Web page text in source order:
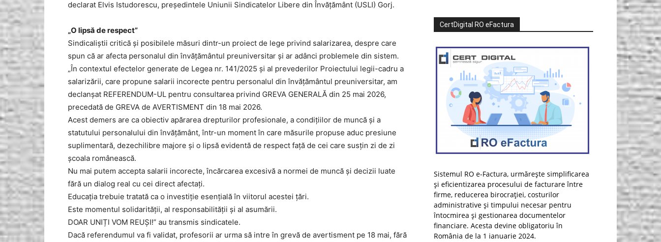
declarat Elvis Istudorescu, președintele Uniunii Sindicatelor Libere din Învățământ (USLI) Gorj.
„O lipsă de respect”
Sindicaliștii critică și posibilele măsuri dintr-un proiect de lege privind salarizarea, despre care
spun că ar afecta personalul din învățământul preuniversitar și ar adânci problemele din sistem.
„În contextul efectelor generate de Legea nr. 141/2025 și al prevederilor Proiectului legii-cadru a
salarizării, care propune salarii incorecte pentru personalul din învățământul preuniversitar, am
declanșat REFERENDUM-UL pentru consultarea privind GREVA GENERALĂ din 25 mai 2026,
precedată de GREVA de AVERTISMENT din 18 mai 2026.
Acest demers are ca obiectiv apărarea drepturilor profesionale, a condițiilor de muncă și a
statutului personalului din învățământ, într-un moment în care măsurile propuse aduc presiune
suplimentară, dezechilibre majore și o lipsă evidentă de respect față de cei care susțin zi de zi
școala românească.
Nu mai putem accepta salarii incorecte, încărcarea excesivă a normei de muncă și decizii luate
fără un dialog real cu cei direct afectați.
Educația trebuie tratată ca o investiție esențială în viitorul acestei țări.
Este momentul solidarității, al responsabilității și al asumării.
DOAR UNIȚI VOM REUȘI!” au transmis sindicatele.
Dacă referendumul va fi validat, profesorii ar urma să intre în grevă de avertisment pe 18 mai, fără
CertDigital RO eFactura
Sistemul RO e-Factura, urmărește simplificarea
și eficientizarea procesului de facturare între
firme, reducerea birocrației, costurilor
administrative și timpului necesar pentru
întocmirea și gestionarea documentelor
financiare. Acesta devine obligatoriu în
România de la 1 ianuarie 2024.